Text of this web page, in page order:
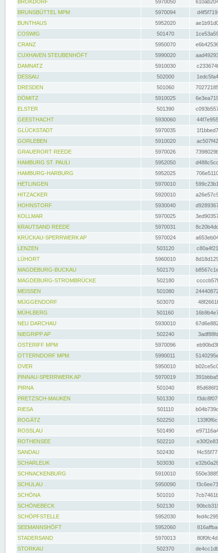
BROKDORF
5970050
BRUNSBÜTTEL MPM
5970094
BUNTHAUS
5952020
COSWIG
501470
CRANZ
5950070
CUXHAVEN STEUBENHÖFT
5990020
DAMNATZ
5910030
DESSAU
502000
DRESDEN
501060
DÖMITZ
5910025
ELSTER
501390
GEESTHACHT
5930060
GLÜCKSTADT
5970035
GORLEBEN
5910020
GRAUERORT REEDE
5970026
HAMBURG ST. PAULI
5952050
HAMBURG-HARBURG
5952025
HETLINGEN
5970010
HITZACKER
5920010
HOHNSTORF
5930040
KOLLMAR
5970025
KRAUTSAND REEDE
5970031
KRÜCKAU-SPERRWERK AP
5970024
LENZEN
503120
LÜHORT
5960010
MAGDEBURG-BUCKAU
502170
MAGDEBURG-STROMBRÜCKE
502180
MEISSEN
501080
MÜGGENDORF
503070
MÜHLBERG
501160
NEU DARCHAU
5930010
NIEGRIPP AP
502240
OSTERIFF MPM
5970096
OTTERNDORF MPM
5990011
OVER
5950010
PINNAU-SPERRWERK AP
5970019
PIRNA
501040
PRETZSCH-MAUKEN
501330
RIESA
501110
ROGÄTZ
502250
ROSSLAU
501490
ROTHENSEE
502210
SANDAU
502430
SCHARLEUK
503030
SCHNACKENBURG
5910010
SCHULAU
5950090
SCHÖNA
501010
SCHÖNEBECK
502130
SCHÖPFSTELLE
5952030
SEEMANNSHÖFT
5952060
STADERSAND
5970013
STORKAU
502370